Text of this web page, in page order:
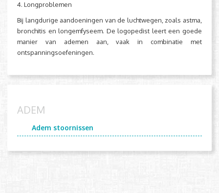
4. Longproblemen
Bij langdurige aandoeningen van de luchtwegen, zoals astma,
bronchitis en longemfyseem. De logopedist leert een goede
manier van ademen aan, vaak in combinatie met
ontspanningsoefeningen.
ADEM
Adem stoornissen